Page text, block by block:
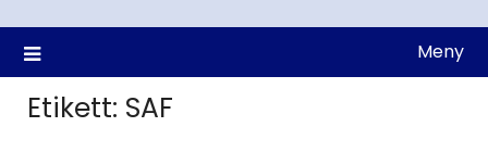
Meny
Etikett: SAF